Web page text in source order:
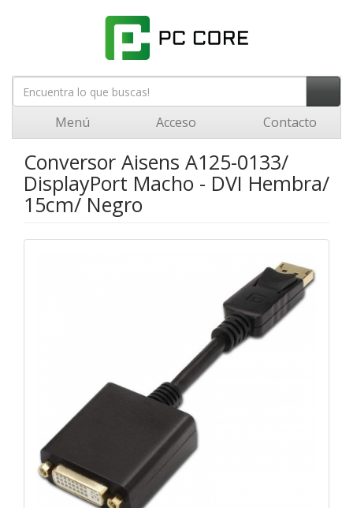
Menú Acceso Contacto
Conversor Aisens A125-0133/
DisplayPort Macho - DVI Hembra/
15cm/ Negro